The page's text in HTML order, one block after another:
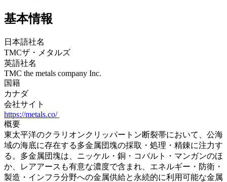
基本情報
日本語社名
TMCザ・メタルズ
英語社名
TMC the metals company Inc.
国籍
カナダ
会社サイト
https://metals.co/
概要
東太平洋のクラリオンクリッパートン断裂帯において、公海
域の海底に存在する多金属団塊の採取・処理・精錬に注力す
る。多金属団塊は、ニッケル・銅・コバルト・マンガンのほ
か、レアアースも有意な濃度で含まれ、エネルギー・防衛・
製造・インフラ分野への金属供給と永続的に利用可能な金属